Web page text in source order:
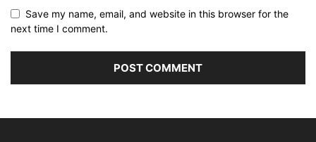
Save my name, email, and website in this browser for the
next time I comment.